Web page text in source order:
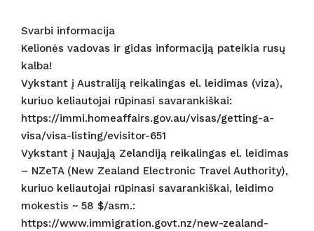
Svarbi informacija
Kelionės vadovas ir gidas informaciją pateikia rusų
kalba!
Vykstant į Australiją reikalingas el. leidimas (viza),
kuriuo keliautojai rūpinasi savarankiškai:
https://immi.homeaffairs.gov.au/visas/getting-a-
visa/visa-listing/evisitor-651
Vykstant į Naująją Zelandiją reikalingas el. leidimas
– NZeTA (New Zealand Electronic Travel Authority),
kuriuo keliautojai rūpinasi savarankiškai, leidimo
mokestis ~ 58 $/asm.:
https://www.immigration.govt.nz/new-zealand-